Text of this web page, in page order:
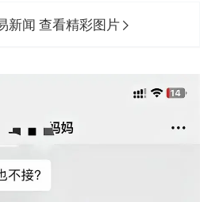
新闻 查看精彩图片